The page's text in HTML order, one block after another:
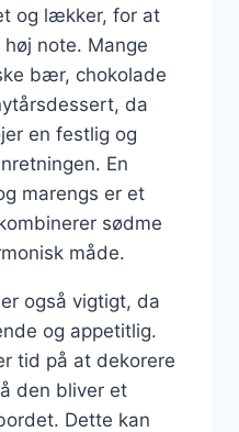
og lækker, for at
note. Mange
bær, chokolade
da
en festlig og
En
marengs er et
sødme
måde.
også vigtigt, da
og appetitlig.
tid på at dekorere
den bliver et
Dette kan